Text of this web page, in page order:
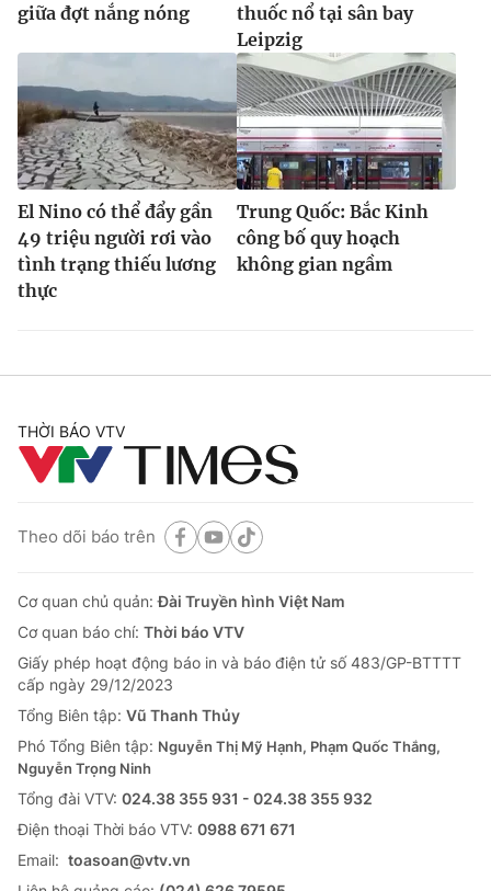
giữa đợt nắng nóng
thuốc nổ tại sân bay
Leipzig
El Nino có thể đẩy gần
49 triệu người rơi vào
tình trạng thiếu lương
thực
Trung Quốc: Bắc Kinh
công bố quy hoạch
không gian ngầm
THỜI BÁO VTV
Theo dõi báo trên
Cơ quan chủ quản:Đài Truyền hình Việt Nam
Cơ quan báo chí: Thời báo VTV
Giấy phép hoạt động báo in và báo điện tử số 483/GP-BTTTT
cấp ngày 29/12/2023
Tổng Biên tập: Vũ Thanh Thủy
Phó Tổng Biên tập: Nguyễn Thị Mỹ Hạnh, Phạm Quốc Thắng,
Nguyễn Trọng Ninh
Tổng đài VTV: 024.38 355 931 - 024.38 355 932
Ðiện thoại Thời báo VTV: 0988 671 671
Email: toasoan@vtv.vn